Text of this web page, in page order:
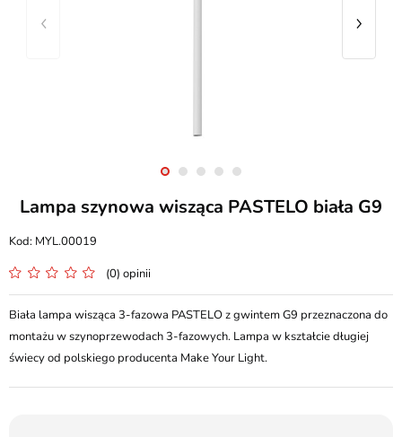
Lampa szynowa wisząca PASTELO biała G9
MYL.00019
(0) opinii
Biała lampa wisząca 3-fazowa PASTELO z gwintem G9 przeznaczona do
montażu w szynoprzewodach 3-fazowych. Lampa w kształcie długiej
świecy od polskiego producenta Make Your Light.